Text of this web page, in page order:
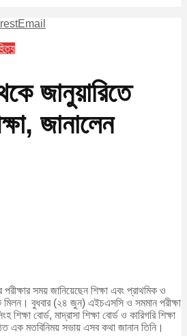
Email
জানুয়ারিতে
জানালেন
সময় জানিয়েছেন শিক্ষা এবং প্রাথমিক ও
মিলন। বুধবার (২৪ জুন) এইচএসসি ও সমমান পরীক্ষা
শিক্ষা বোর্ড, মাদ্রাসা শিক্ষা বোর্ড ও কারিগরি শিক্ষা
এক মতবিনিময় সভায় এসব কথা জানান তিনি।